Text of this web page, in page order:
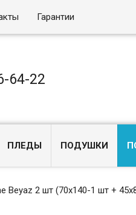
Гарантии
64-22
ПЛЕДЫ ПОДУШКИ
Beyaz 2 шт (70х140-1 шт +